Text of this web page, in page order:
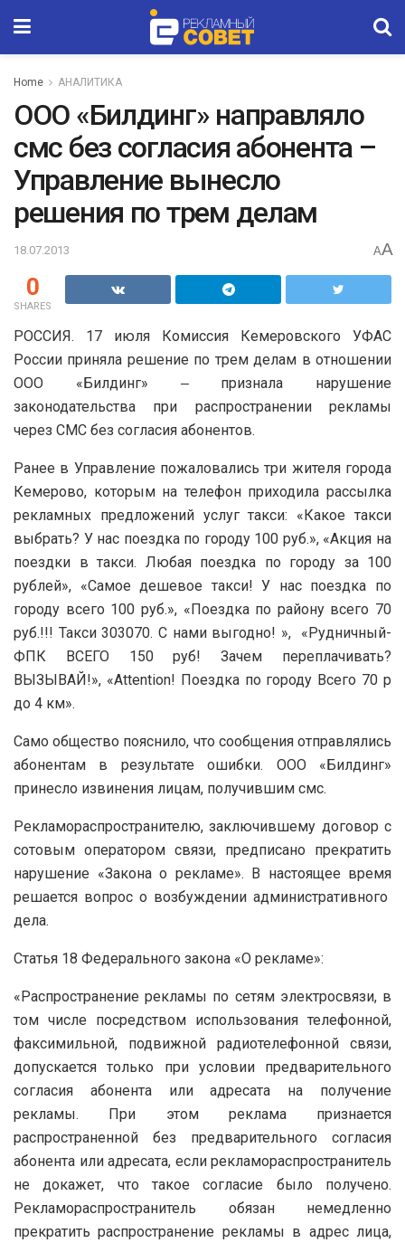
Home АНАЛИТИКА
ООО «Билдинг» направляло
смс без согласия абонента –
Управление вынесло
решения по трем делам
18.07.2013 AA
0
SHARES
РОССИЯ. 17 июля Комиссия Кемеровского УФАС
России приняла решение по трем делам в отношении
ООО «Билдинг» ‒ признала нарушение
законодательства при распространении рекламы
через СМС без согласия абонентов.
Ранее в Управление пожаловались три жителя города
Кемерово, которым на телефон приходила рассылка
рекламных предложений услуг такси: «Какое такси
выбрать? У нас поездка по городу 100 руб.», «Акция на
поездки в такси. Любая поездка по городу за 100
рублей», «Самое дешевое такси! У нас поездка по
городу всего 100 руб.», «Поездка по району всего 70
руб.!!! Такси 303070. С нами выгодно! », «Рудничный-
ФПК ВСЕГО 150 руб! Зачем переплачивать?
ВЫЗЫВАЙ!», «Attention! Поездка по городу Всего 70 р
до 4 км».
Само общество пояснило, что сообщения отправлялись
абонентам в результате ошибки. ООО «Билдинг»
принесло извинения лицам, получившим смс.
Рекламораспространителю, заключившему договор с
сотовым оператором связи, предписано прекратить
нарушение «Закона о рекламе». В настоящее время
решается вопрос о возбуждении административного
дела.
Статья 18 Федерального закона «О рекламе»:
«Распространение рекламы по сетям электросвязи, в
том числе посредством использования телефонной,
факсимильной, подвижной радиотелефонной связи,
допускается только при условии предварительного
согласия абонента или адресата на получение
рекламы. При этом реклама признается
распространенной без предварительного согласия
абонента или адресата, если рекламораспространитель
не докажет, что такое согласие было получено.
Рекламораспространитель обязан немедленно
прекратить распространение рекламы в адрес лица,